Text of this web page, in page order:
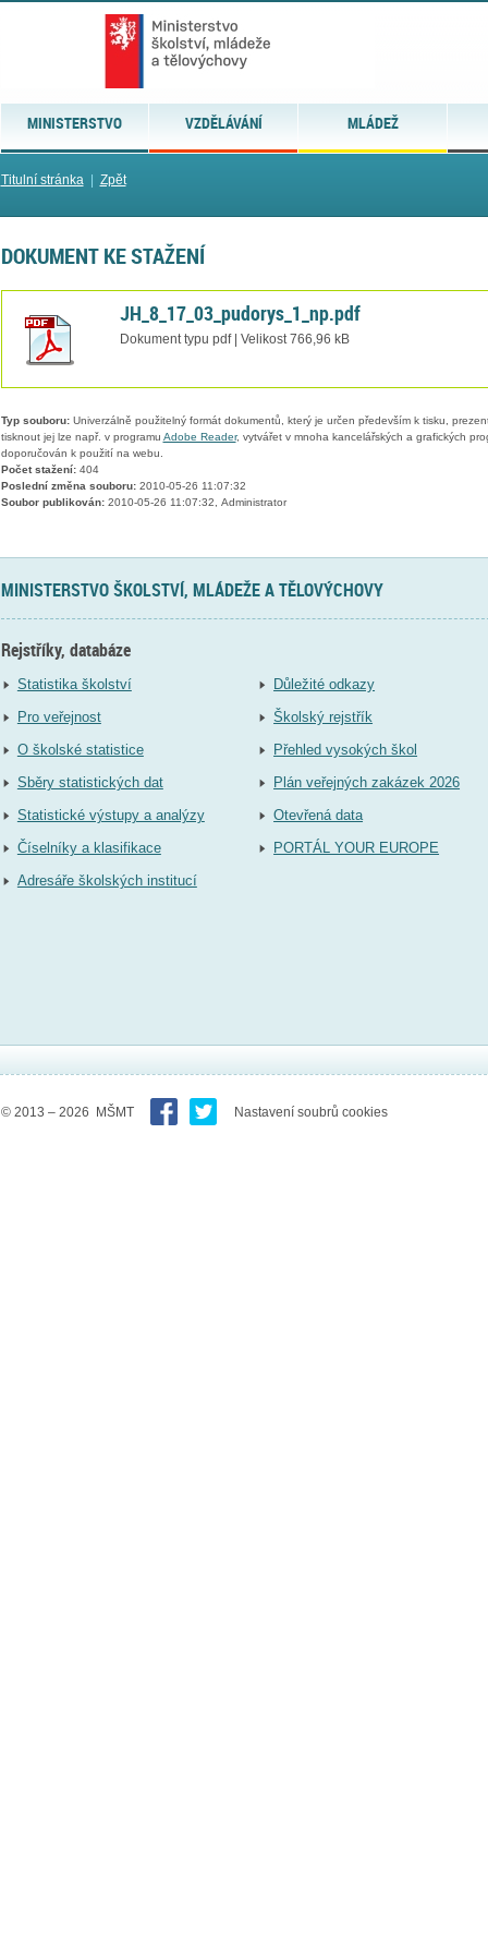
MINISTERSTVO VZDĚLÁVÁNÍ MLÁDEŽ
Titulní stránka| Zpět
DOKUMENT KE STAŽENÍ
JH_8_17_03_pudorys_1_np.pdf
Dokument typu pdf | Velikost 766,96 kB
Typ souboru:Univerzálně použitelný formát dokumentů, který je určen především k tisku,
tisknout jej lze např. v programu Adobe Reader, vytvářet v mnoha kancelářských a grafických
doporučován k použití na webu.
Počet stažení:404
Poslední změna souboru:2010-05-26 11:07:32
Soubor publikován:2010-05-26 11:07:32, Administrator
MINISTERSTVO ŠKOLSTVÍ, MLÁDEŽE A TĚLOVÝCHOVY
Rejstříky, databáze
Statistika školství
Pro veřejnost
O školské statistice
Sběry statistických dat
Statistické výstupy a analýzy
Číselníky a klasifikace
Adresáře školských institucí
Důležité odkazy
Školský rejstřík
Přehled vysokých škol
Plán veřejných zakázek 2026
Otevřená data
PORTÁL YOUR EUROPE
© 2013 – 2026 MŠMT Nastavení soubrů cookies